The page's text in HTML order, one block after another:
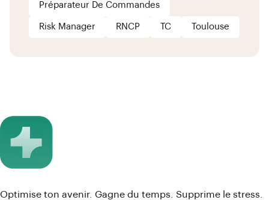
Préparateur De Commandes
Risk Manager RNCP TC Toulouse
Optimise ton avenir. Gagne du temps. Supprime le stress.